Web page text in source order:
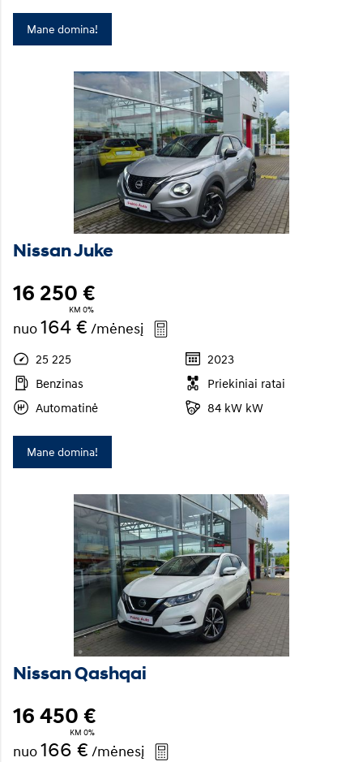
Mane domina!
Nissan Juke
16 250 €
KM 0%
nuo164 € /mėnesį
25 225
2023
Benzinas
Priekiniai ratai
Automatinė
84 kW kW
Mane domina!
Nissan Qashqai
16 450 €
KM 0%
nuo166 € /mėnesį